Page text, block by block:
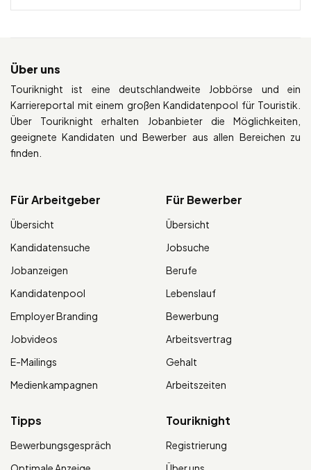
Über uns
Touriknight ist eine deutschlandweite Jobbörse und ein
Karriereportal mit einem großen Kandidatenpool für Touristik.
Über Touriknight erhalten Jobanbieter die Möglichkeiten,
geeignete Kandidaten und Bewerber aus allen Bereichen zu
finden.
Für Arbeitgeber
Übersicht
Kandidatensuche
Jobanzeigen
Kandidatenpool
Employer Branding
Jobvideos
E-Mailings
Medienkampagnen
Für Bewerber
Übersicht
Jobsuche
Berufe
Lebenslauf
Bewerbung
Arbeitsvertrag
Gehalt
Arbeitszeiten
Tipps
Bewerbungsgespräch
Touriknight
Registrierung